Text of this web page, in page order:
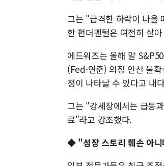
그는 "급격한 하락이 나올
한 펀더멘털은 여전히 살
에드워즈는 올해 말
(Fed·연준) 의장 인선 불
정이 나타날 수 있다고 내
그는 "강세장에서는 급등
료"라고 강조했다.
◆ "성장 스토리 훼손 아